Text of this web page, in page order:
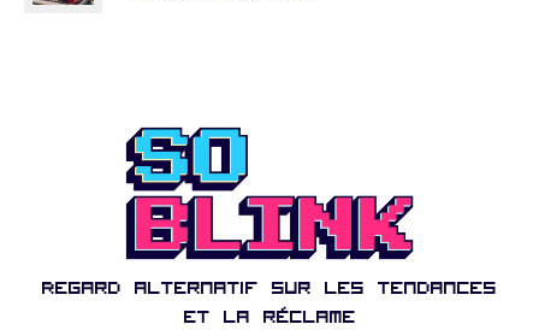
Regard alternatif sur les tendances
et la réclame